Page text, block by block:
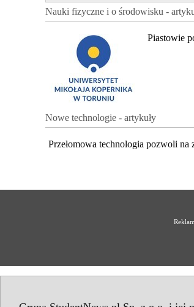
Nauki fizyczne i o środowisku -
Piastowie
Nowe technologie - artykuły
Przełomowa technologia pozwoli